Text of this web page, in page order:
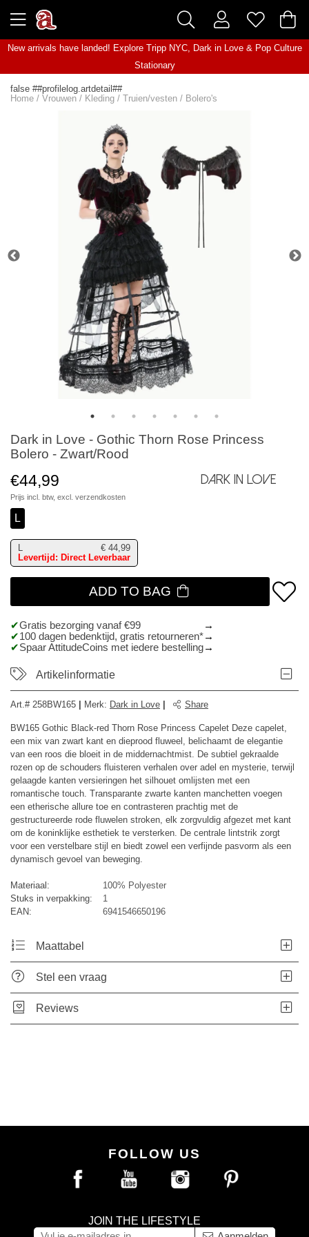
New arrivals have landed! Explore Tripp NYC, Dark in Love& Pop Culture
Stationary
false ##profilelog.artdetail##
Home / Vrouwen / Kleding / Truien/vesten / Bolero's
Dark in Love - Gothic Thorn Rose Princess
Bolero - Zwart/Rood
€44,99
Prijs incl. btw, excl. verzendkosten
Dark in Love
L
L € 44,99
Levertijd: Direct Leverbaar
ADD TO BAG
Gratis bezorging vanaf €99
100 dagen bedenktijd, gratis retourneren*
Spaar AttitudeCoins met iedere bestelling
Artikelinformatie
Art.# 258BW165 Merk: Dark in Love Share
BW165 Gothic Black-red Thorn Rose Princess Capelet Deze capelet,
een mix van zwart kant en dieprood fluweel, belichaamt de elegantie
van een roos die bloeit in de middernachtmist. De subtiel gekraalde
rozen op de schouders fluisteren verhalen over adel en mysterie, terwijl
gelaagde kanten versieringen het silhouet omlijsten met een
romantische touch. Transparante zwarte kanten manchetten voegen
een etherische allure toe en contrasteren prachtig met de
gestructureerde rode fluwelen stroken, elk zorgvuldig afgezet met kant
om de koninklijke esthetiek te versterken. De centrale lintstrik zorgt
voor een verstelbare stijl en biedt zowel een verfijnde pasvorm als een
dynamisch gevoel van beweging.
Materiaal:
100% Polyester
Stuks in verpakking:
1
EAN:
6941546650196
Maattabel
Stel een vraag
Reviews
FOLLOW US
JOIN THE LIFESTYLE